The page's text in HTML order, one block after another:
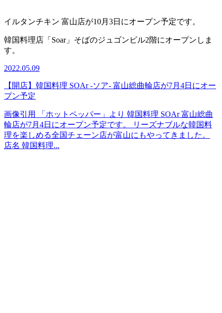
イルタンチキン 富山店が10月3日にオープン予定です。
韓国料理店「Soar」そばのジュゴンビル2階にオープンしま
す。
2022.05.09
【開店】韓国料理 SOAr -ソア- 富山総曲輪店が7月4日にオー
プン予定
画像引用 「ホットペッパー」より 韓国料理 SOAr 富山総曲
輪店が7月4日にオープン予定です。 リーズナブルな韓国料
理を楽しめる全国チェーン店が富山にもやってきました。
店名 韓国料理...